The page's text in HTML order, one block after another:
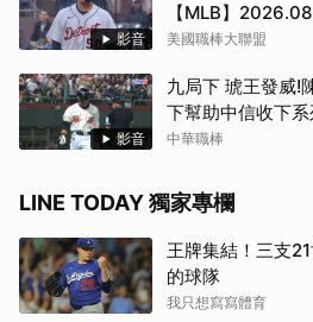
影音
【MLB】
美國職棒大聯盟
影音
九局下 琥王發威!
下幫助中信收下
VS 台鋼）
中華職棒
LINE TODAY 獨家專欄
王牌集結！三支
的球隊
我只想寫寫體育